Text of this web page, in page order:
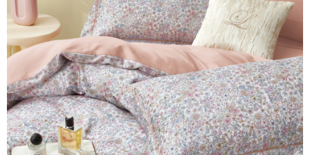
【注意事項】
１．透過由恩沛科技股份有限公司提供之「AFTEE先享後付」服務完成之交
易，需依本服務之必要範圍內提供個人資料，並將交易相關給付款項請求債
權轉讓予恩沛科技股份有限公司。
２．關於個人資料處理事宜，請瀏覽以下網址：
https://aftee.tw/terms/#terms3
３．未成年的使用者請事先徵得法定代理人或監護人之同意方可使用
「AFTEE先享後付」，若未經同意申辦者引起之損失，本公司不負相關責
任。
４．使用「AFTEE先享後付」時，將依據個別帳號之用戶狀況，依本公司即
時審查核予不同之上限額度；若仍有額度不足之情形，本公司將視審查結果
請求用戶進行身份認證。
7-11取貨付款
每筆NT$65，滿NT$990(含以上)免運費
付款後7-11取貨
每筆NT$65，滿NT$990(含以上)免運費
大型超重物流運送
每筆NT$150，滿NT$990(含以上)免運費
郵局包裹